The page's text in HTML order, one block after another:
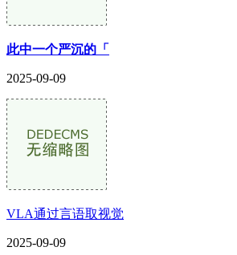
此中一个严沉的「
2025-09-09
VLA通过言语取视觉
2025-09-09